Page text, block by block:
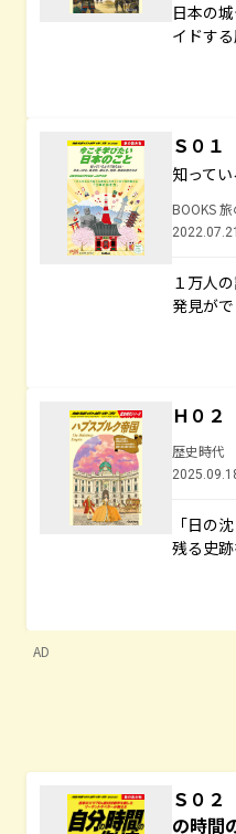
日本の
イドす
Ｓ０１
知って
BOOKS
１万人
発見が
Ｈ０２
歴史時代
「日の
残る史
AD
Ｓ０２
の時間